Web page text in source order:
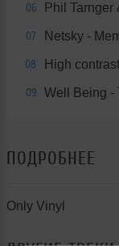
06 Phil Tarnger
07 Netsky -
08 High
09 Well Being -
ПОДРОБНЕЕ
Only Vinyl